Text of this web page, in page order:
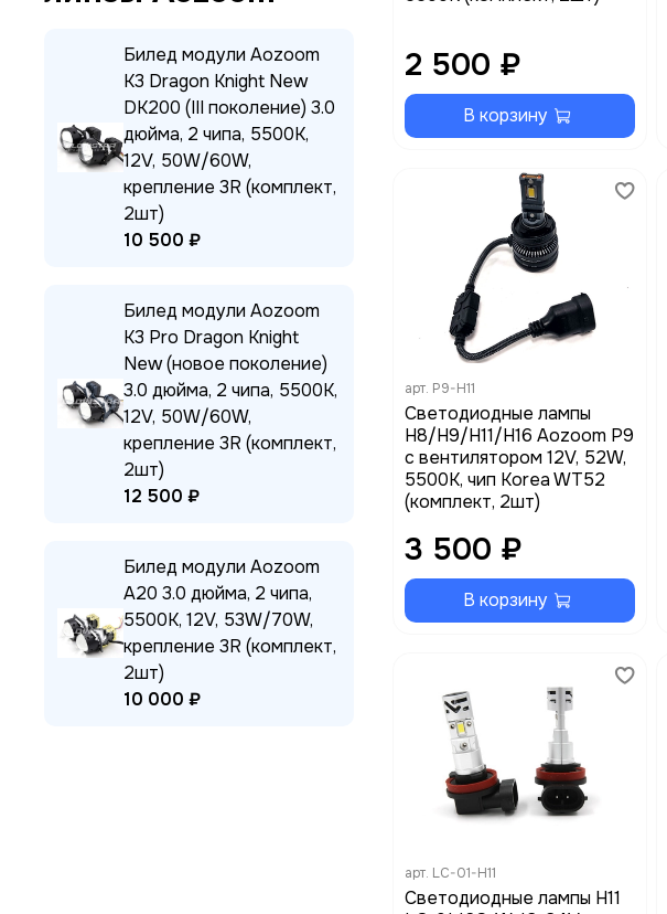
2 500 ₽
В корзину
арт. P9-H11
Cветодиодные лампы
H8/H9/H11/H16 Aozoom P9
с вентилятором 12V, 52W,
5500K, чип Korea WT52
(комплект, 2шт)
3 500 ₽
В корзину
арт. LC-01-H11
Светодиодные лампы H11
Билед модули Aozoom
K3 Dragon Knight New
DK200 (III поколение) 3.0
дюйма, 2 чипа, 5500K,
12V, 50W/60W,
крепление 3R (комплект,
2шт)
10 500 ₽
Билед модули Aozoom
K3 Pro Dragon Knight
New (новое поколение)
3.0 дюйма, 2 чипа, 5500K,
12V, 50W/60W,
крепление 3R (комплект,
2шт)
12 500 ₽
Билед модули Aozoom
A20 3.0 дюйма, 2 чипа,
5500K, 12V, 53W/70W,
крепление 3R (комплект,
2шт)
10 000 ₽